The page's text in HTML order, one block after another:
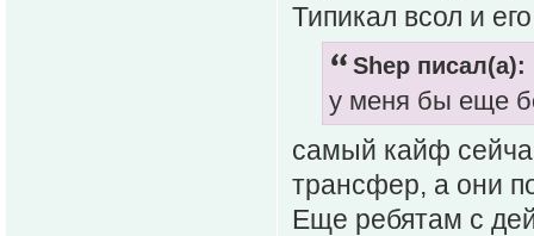
Типикал всол и
Shep писал(а):
у меня бы еще
самый кайф
трансфер, а они
Еще ребятам с